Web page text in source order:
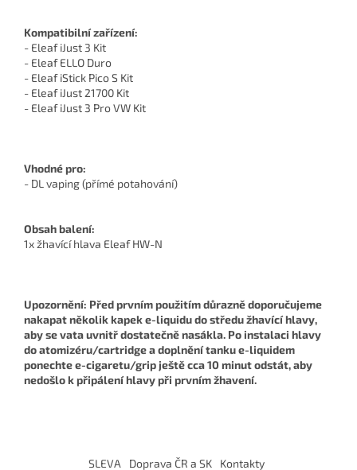
Kompatibilní zařízení:
- Eleaf iJust 3 Kit
- Eleaf ELLO Duro
- Eleaf iStick Pico S Kit
- Eleaf iJust 21700 Kit
- Eleaf iJust 3 Pro VW Kit
Vhodné pro:
- DL vaping (přímé potahování)
Obsah balení:
1x žhavící hlava Eleaf HW-N
Upozornění: Před prvním použitím důrazně doporučujeme
nakapat několik kapek e-liquidu do středu žhavící hlavy,
aby se vata uvnitř dostatečně nasákla. Po instalaci hlavy
do atomizéru/cartridge a doplnění tanku e-liquidem
ponechte e-cigaretu/grip ještě cca 10 minut odstát, aby
nedošlo k připálení hlavy při prvním žhavení.
SLEVA Doprava ČR a SK Kontakty